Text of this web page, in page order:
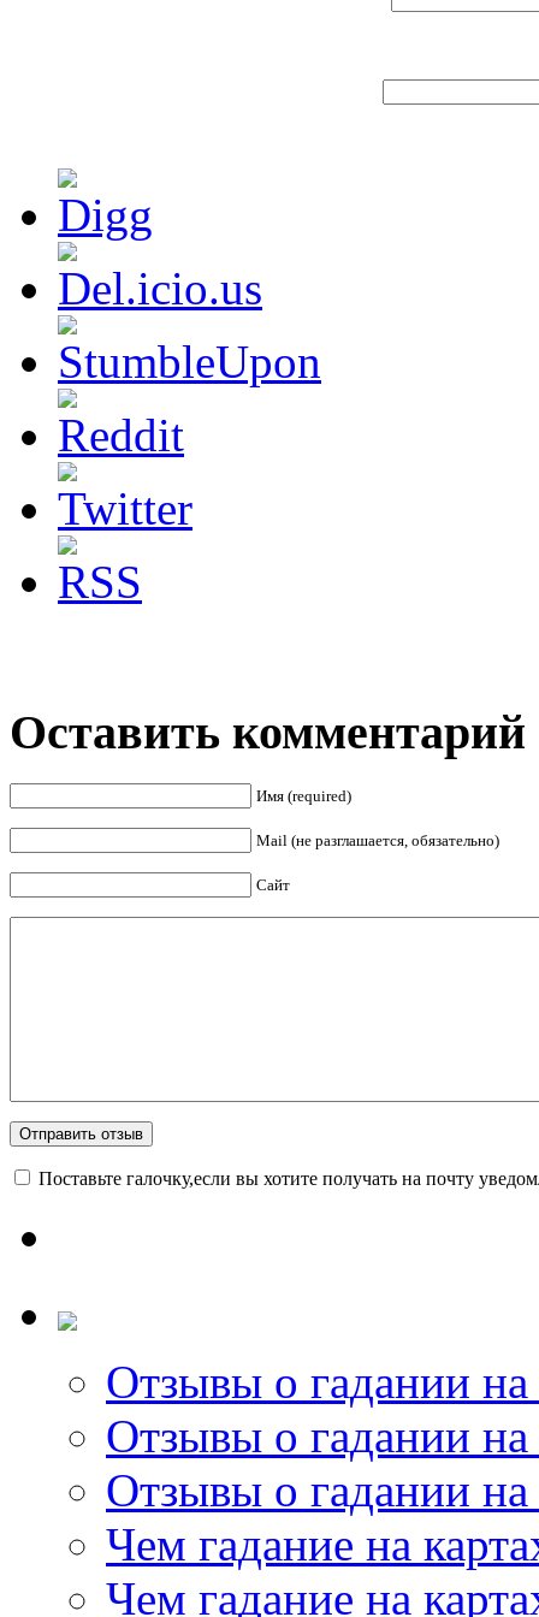
Оставить комментарий
Имя (required)
Mail (не разглашается, обязательно)
Сайт
Поставьте галочку,если вы хотите получать на почту
Отзывы о гадании на
Отзывы о гадании на
Отзывы о гадании на
Чем гадание на
Чем гадание на